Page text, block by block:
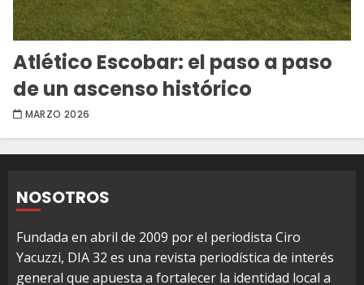
Atlético Escobar: el paso a paso
de un ascenso histórico
MARZO 2026
NOSOTROS
Fundada en abril de 2009 por el periodista Ciro
Yacuzzi, DIA 32 es una revista periodística de interés
general que apuesta a fortalecer la identidad local a